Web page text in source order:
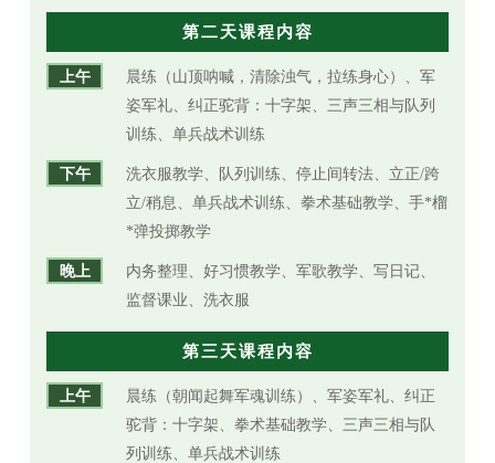
第二天课程内容
上午
晨练（山顶呐喊，清除浊气，拉练身心）、军
姿军礼、纠正驼背：十字架、三声三相与队列
训练、单兵战术训练
下午
洗衣服教学、队列训练、停止间转法、立正/跨
立/稍息、单兵战术训练、拳术基础教学、手*榴
*弹投掷教学
晚上
内务整理、好习惯教学、军歌教学、写日记、
监督课业、洗衣服
第三天课程内容
上午
晨练（朝闻起舞军魂训练）、军姿军礼、纠正
驼背：十字架、拳术基础教学、三声三相与队
列训练、单兵战术训练